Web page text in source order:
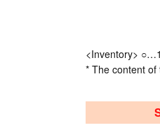
<Inventory>
* The content